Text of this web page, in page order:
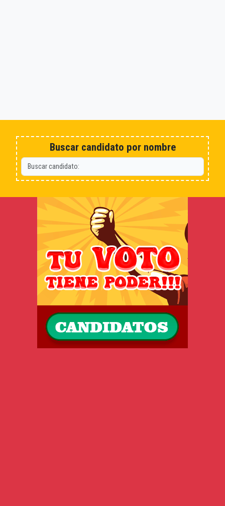
Buscar candidato por nombre